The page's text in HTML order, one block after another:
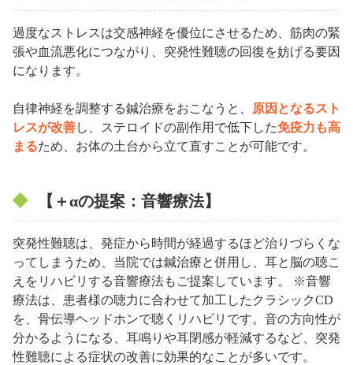
過度なストレスは交感神経を優位にさせるため、筋肉の緊
張や血流悪化につながり、突発性難聴の回復を妨げる要因
になります。
自律神経を調整する鍼治療をおこなうと、 原因となるスト
レスが改善し、ステロイドの副作用で低下した免疫力も高
まるため、お体の土台から立て直すことが可能です。
【＋αの提案：音響療法】
突発性難聴は、発症から時間が経過するほど治りづらくな
ってしまうため、当院では鍼治療と併用し、耳と脳の聴こ
えをリハビリする音響療法もご提案しています。 ※音響
療法は、患者様の聴力に合わせて加工したクラシックCD
を、骨伝導ヘッドホンで聴くリハビリです。音の方向性が
分かるようになる、耳鳴りや耳閉感が軽減するなど、突発
性難聴による症状の改善に効果的なことが多いです。